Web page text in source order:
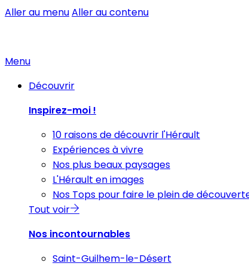
Aller au menuAller au contenu
Menu
Découvrir
Inspirez-moi !
10 raisons de découvrir l'Hérault
Expériences à vivre
Nos plus beaux paysages
L'Hérault en images
Nos Tops pour faire le plein de
Tout voir
Nos incontournables
Saint-Guilhem-le-Désert